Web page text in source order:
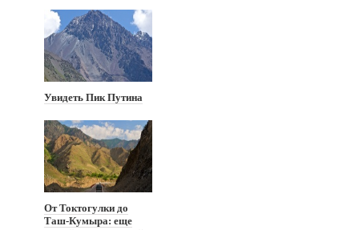
Увидеть Пик Путина
От Токтогулки до
Таш-Кумыра: еще